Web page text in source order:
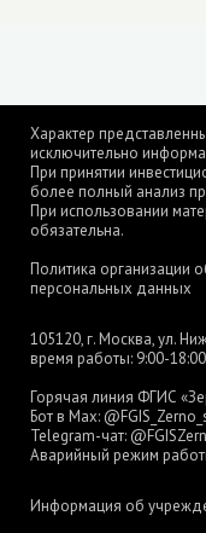
Характер
исключительно
При принятии
более полный анализ
При использовании
обязательна.
Политика организации
персональных данных
105120, г. Москва, ул.
время работы: 9:00-18:00
Горячая линия ФГИС
Бот в Max:
Telegram-чат:
Аварийный режим
Информация об